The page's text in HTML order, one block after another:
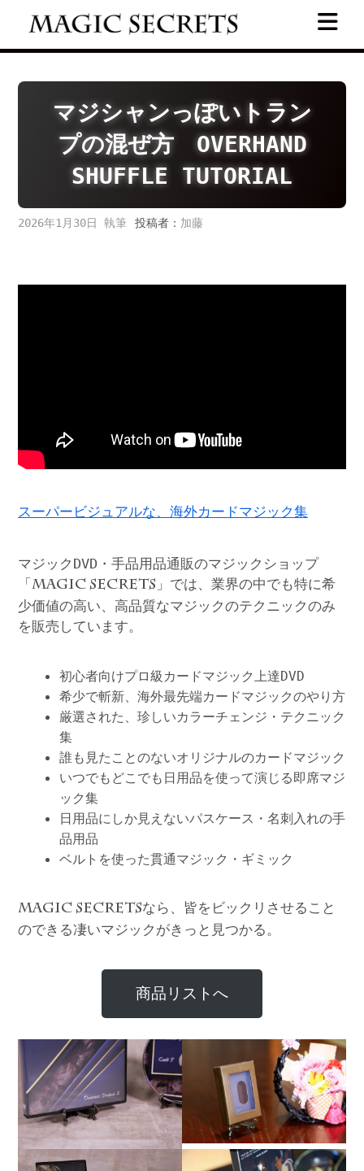
マジシャンっぽいトラン
プの混ぜ方 OVERHAND
SHUFFLE TUTORIAL
2026年1月30日 投稿者： 加藤
スーパービジュアルな、海外カードマジック集
マジックDVD・手品用品通販のマジックショップ
「 MAGIC SECRETS 」では、業界の中でも特に希
少価値の高い、高品質なマジックのテクニックのみ
を販売しています。
初心者向けプロ級カードマジック上達DVD
希少で斬新、海外最先端カードマジックのやり方
厳選された、珍しいカラーチェンジ・テクニック
集
誰も見たことのないオリジナルのカードマジック
いつでもどこでも日用品を使って演じる即席マジ
ック集
日用品にしか見えないパスケース・名刺入れの手
品用品
ベルトを使った貫通マジック・ギミック
MAGIC SECRETSなら、皆をビックリさせること
のできる凄いマジックがきっと見つかる。
商品リストへ